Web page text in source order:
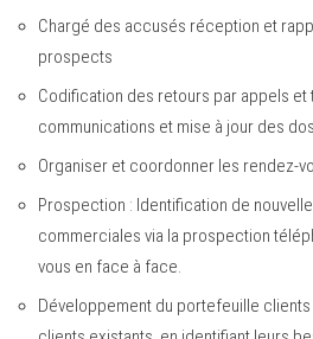
Chargé des accusés réception et
prospects
Codification des retours par appels et
communications et mise à jour des
Organiser et coordonner les rendez-
Prospection : Identification de
commerciales via la prospection
vous en face à face.
Développement du portefeuille